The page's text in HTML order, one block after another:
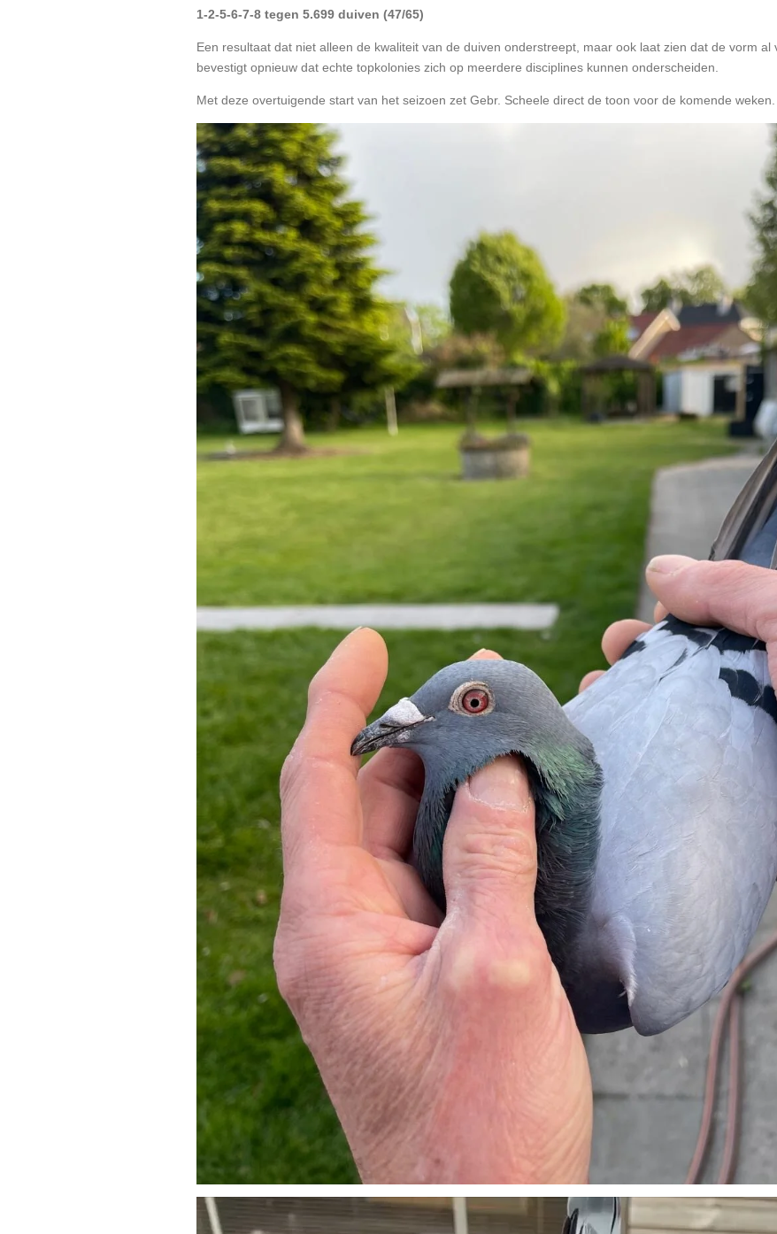
1-2-5-6-7-8 tegen 5.699 duiven (47/65)
Een resultaat dat niet alleen de kwaliteit van de duiven onderstreept, maar ook laat zien dat de vorm
bevestigt opnieuw dat echte topkolonies zich op meerdere disciplines kunnen onderscheiden.
Met deze overtuigende start van het seizoen zet Gebr. Scheele direct de toon voor de komende weken.